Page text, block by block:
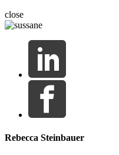
close
Rebecca Steinbauer